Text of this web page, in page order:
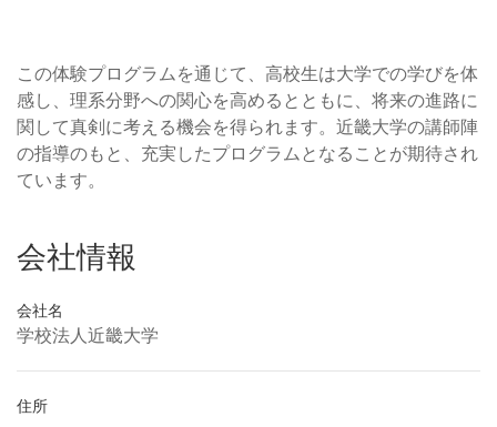
この体験プログラムを通じて、高校生は大学での学びを体
感し、理系分野への関心を高めるとともに、将来の進路に
関して真剣に考える機会を得られます。近畿大学の講師陣
の指導のもと、充実したプログラムとなることが期待され
ています。
会社情報
会社名
学校法人近畿大学
住所